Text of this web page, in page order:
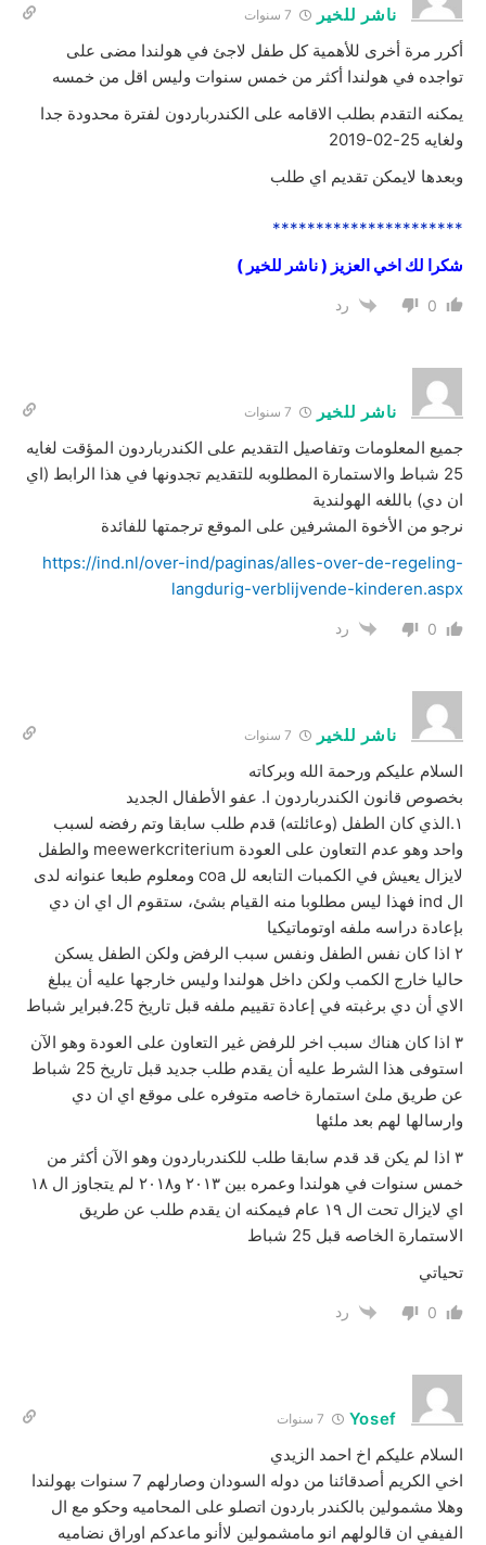
ناشر للخير
أكرر مرة أخرى للأهمية كل طفل لاجئ في هولندا مضى على
تواجده في هولندا أكثر من خمس سنوات وليس اقل من خمسه
يمكنه التقدم بطلب الاقامه على الكندرباردون لفترة محدودة جدا
ولغايه 25-02-2019
وبعدها لايمكن تقديم اي طلب
**********************
شكرا لك اخي العزيز ( ناشر للخير )
0 رد
ناشر للخير
جميع المعلومات وتفاصيل التقديم على الكندرباردون المؤقت لغايه
25 شباط والاستمارة المطلوبه للتقديم تجدونها في هذا الرابط (اي
ان دي) باللغه الهولندية
نرجو من الأخوة المشرفين على الموقع ترجمتها للفائدة
https://ind.nl/over-ind/paginas/alles-over-de-regeling-
langdurig-verblijvende-kinderen.aspx
0 رد
ناشر للخير
السلام عليكم ورحمة الله وبركاته
بخصوص قانون الكندرباردون ا. عفو الأطفال الجديد
١.الذي كان الطفل (وعائلته) قدم طلب سابقا وتم رفضه لسبب
واحد وهو عدم التعاون على العودة meewerkcriterium والطفل
لايزال يعيش في الكمبات التابعه لل coa ومعلوم طبعا عنوانه لدى
ال ind فهذا ليس مطلوبا منه القيام بشئ، ستقوم ال اي ان دي
بإعادة دراسه ملفه اوتوماتيكيا
٢ اذا كان نفس الطفل ونفس سبب الرفض ولكن الطفل يسكن
حاليا خارج الكمب ولكن داخل هولندا وليس خارجها عليه أن يبلغ
الاي أن دي برغبته في إعادة تقييم ملفه قبل تاريخ 25.فبراير شباط
٣ اذا كان هناك سبب اخر للرفض غير التعاون على العودة وهو الآن
استوفى هذا الشرط عليه أن يقدم طلب جديد قبل تاريخ 25 شباط
عن طريق ملئ استمارة خاصه متوفره على موقع اي ان دي
وارسالها لهم بعد ملئها
٣ اذا لم يكن قد قدم سابقا طلب للكندرباردون وهو الآن أكثر من
خمس سنوات في هولندا وعمره بين ٢٠١٣ و٢٠١٨ لم يتجاوز ال ١٨
اي لايزال تحت ال ١٩ عام فيمكنه ان يقدم طلب عن طريق
الاستمارة الخاصه قبل 25 شباط
تحياتي
0 رد
Yosef
السلام عليكم اخ احمد الزيدي
اخي الكريم أصدقائنا من دوله السودان وصارلهم 7 سنوات بهولندا
وهلا مشمولين بالكندر باردون اتصلو على المحاميه وحكو مع ال
الفيفي ان قالولهم انو مامشمولين لاأنو ماعدكم اوراق نضاميه